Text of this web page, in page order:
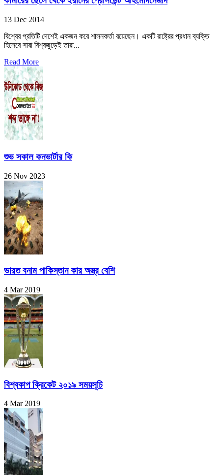
13 Dec 2014
বিশ্বের প্রতিটি দেশেই একজন করে শাসনকর্তা রয়েছেন। একটি রাষ্ট্রের প্রধান ব্যক্তি
হিসেবে সারা বিশ্বজুড়েই তারা...
Read More
শুভ সকাল কনভার্টার কি
26 Nov 2023
ভারত বনাম পাকিস্তান কার অস্ত্র বেশি
4 Mar 2019
বিশ্বকাপ ক্রিকেট ২০১৯ সময়সূচি
4 Mar 2019